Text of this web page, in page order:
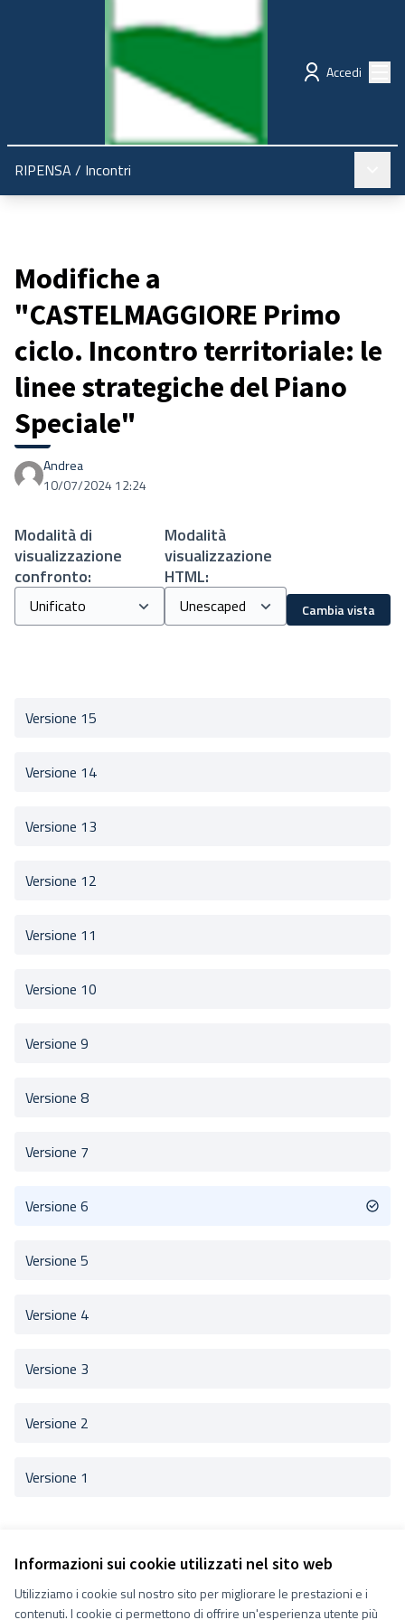
Informazioni sui cookie utilizzati nel sito web
Utilizziamo i cookie sul nostro sito per migliorare le prestazioni e i
contenuti. I cookie ci permettono di offrire un'esperienza utente più
Regione Emilia-Romagna Partecipazione
Accedi
RIPENSA / Incontri
Modifiche a
"CASTELMAGGIORE Primo
ciclo. Incontro territoriale: le
linee strategiche del Piano
Speciale"
Andrea
10/07/2024 12:24
Modalità di
visualizzazione
confronto:
Modalità
visualizzazione
HTML:
Cambia vista
Versione 15
Versione 14
Versione 13
Versione 12
Versione 11
Versione 10
Versione 9
Versione 8
Versione 7
Versione 6
Versione 5
Versione 4
Versione 3
Versione 2
Versione 1
Termini e condizioni d''uso
Impostazioni Cookie